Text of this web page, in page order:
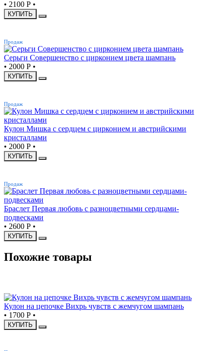
• 2100 Р •
КУПИТЬ
Продаж
Серьги Совершенство с цирконием цвета шампань
• 2000 Р •
КУПИТЬ
Продаж
Кулон Мишка с сердцем с цирконием и австрийскими
кристаллами
• 2000 Р •
КУПИТЬ
Продаж
Браслет Первая любовь с разноцветными сердцами-
подвесками
• 2600 Р •
КУПИТЬ
Похожие товары
Кулон на цепочке Вихрь чувств с жемчугом шампань
• 1700 Р •
КУПИТЬ